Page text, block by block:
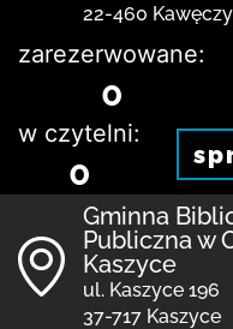
22-460
zarezerwowane:
0
w czytelni:
0
Gminna
Publiczna w
Kaszyce
ul. Kaszyce 196
37-717 Kaszyce